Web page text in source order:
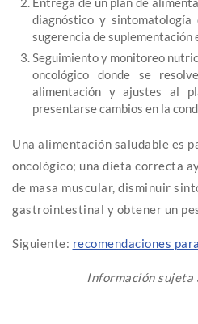
diagnóstico y sintomatología
sugerencia de suplementación
Seguimiento y monitoreo
oncológico donde se
alimentación y ajustes al
presentarse cambios en la
Una alimentación saludable es
oncológico; una dieta correcta
de masa muscular, disminuir
gastrointestinal y obtener un
Siguiente: recomendaciones
Información sujeta